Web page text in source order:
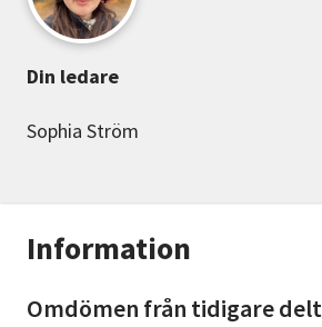
Information
Omdömen från tidigare
Din ledare
Sophia Ström